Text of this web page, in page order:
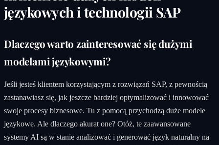
językowych i technologii SAP
Dlaczego warto zainteresować się dużymi
modelami językowymi?
Jeśli jesteś klientem korzystającym z rozwiązań SAP, z pewnością
zastanawiasz się, jak jeszcze bardziej optymalizować i innowować
swoje procesy biznesowe. Tu z pomocą przychodzą duże modele
językowe. Ale dlaczego akurat one? Otóż, te zaawansowane
systemy AI są w stanie analizować i generować język naturalny na